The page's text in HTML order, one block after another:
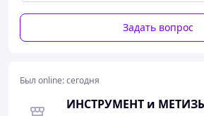
Задать вопрос
Был online:сегодня
ИНСТРУМЕНТ и